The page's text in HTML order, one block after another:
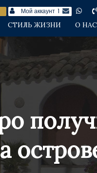
Мой аккаунт 1
СТИЛЬ ЖИЗНИ О НАС